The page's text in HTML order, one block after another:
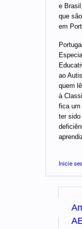
e
que
em
ao
quem
à
fica um
ter
Inicie